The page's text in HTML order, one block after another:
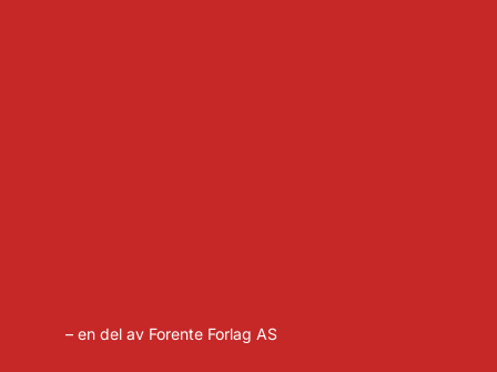
– en del av Forente Forlag AS